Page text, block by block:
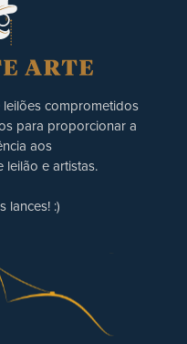
comprometidos
para proporcionar a
aos
leilão e artistas.
lances! :)